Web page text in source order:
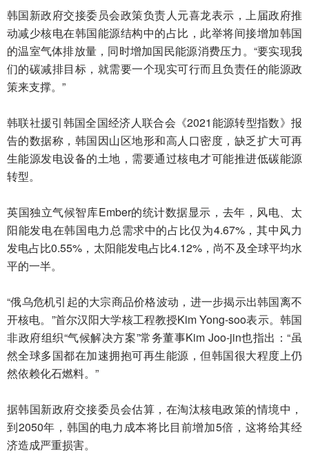
韩国新政府交接委员会政策负责人元喜龙表示，上届政府推
动减少核电在韩国能源结构中的占比，此举将间接增加韩国
的温室气体排放量，同时增加国民能源消费压力。“要实现我
们的碳减排目标，就需要一个现实可行而且负责任的能源政
策来支撑。”
韩联社援引韩国全国经济人联合会《2021能源转型指数》报
告的数据称，韩国因山区地形和高人口密度，缺乏扩大可再
生能源发电设备的土地，需要通过核电才可能推进低碳能源
转型。
英国独立气候智库Ember的统计数据显示，去年，风电、太
阳能发电在韩国电力总需求中的占比仅为4.67%，其中风力
发电占比0.55%，太阳能发电占比4.12%，尚不及全球平均水
平的一半。
“俄乌危机引起的大宗商品价格波动，进一步揭示出韩国离不
开核电。”首尔汉阳大学核工程教授Kim Yong-soo表示。韩国
非政府组织“气候解决方案”常务董事Kim Joo-jin也指出：“虽
然全球多国都在加速拥抱可再生能源，但韩国很大程度上仍
然依赖化石燃料。”
据韩国新政府交接委员会估算，在淘汰核电政策的情境中，
到2050年，韩国的电力成本将比目前增加5倍，这将给其经
济造成严重损害。